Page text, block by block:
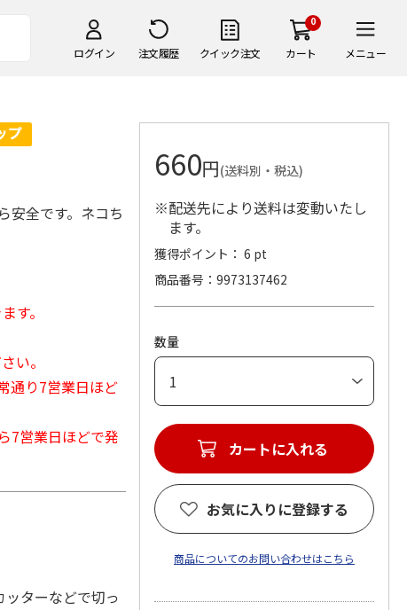
ログイン 注文履歴 クイック注文
0
カート メニュー
安全です。ネコち
す。
い。
通り7営業日ほど
7営業日ほどで発
ッターなどで切っ
660円(送料別・税込)
※配送先により送料は変動いたし
ます。
獲得ポイント： 6 pt
商品番号
9973137462
数量
カートに入れる
お気に入りに登録する
商品についてのお問い合わせはこちら